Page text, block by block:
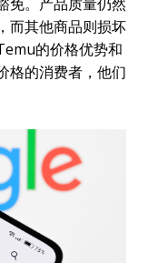
而其他商品则损坏
的价格优势和
格的消费者，他们